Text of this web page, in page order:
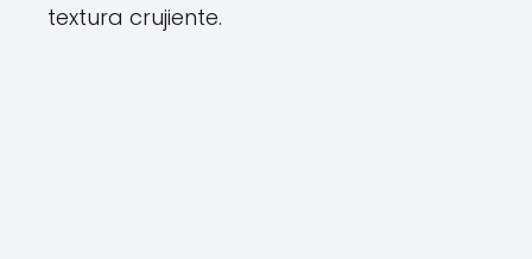
textura crujiente.